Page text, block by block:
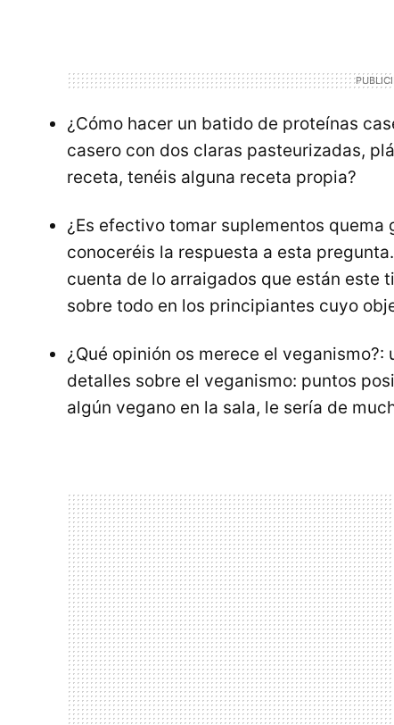
¿Cómo hacer un batido de proteínas
casero con dos claras pasteurizadas,
receta, tenéis alguna receta propia?
¿Es efectivo tomar suplementos quema
conoceréis la respuesta a esta
cuenta de lo arraigados que están este
sobre todo en los principiantes cuyo
¿Qué opinión os merece el
detalles sobre el veganismo: puntos
algún vegano en la sala, le sería de